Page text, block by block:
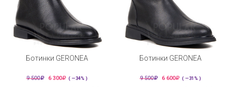
Ботинки GERONEA
9 500 6 300 ( —34% )
Ботинки GERONEA
9 500 6 600 ( —31% )